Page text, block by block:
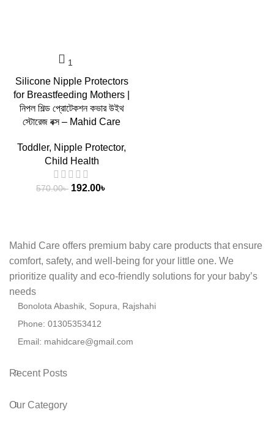
Silicone Nipple Protectors
for Breastfeeding Mothers |
নিপল শিল্ড প্রোটেকশন কভার উইথ
স্টোরেজ বক্স – Mahid Care
Toddler, Nipple Protector,
Child Health
570.00৳ 192.00৳
Mahid Care offers premium baby care products that ensure
comfort, safety, and well-being for your little one. We
prioritize quality and eco-friendly solutions for your baby’s
needs
Bonolota Abashik, Sopura, Rajshahi
Phone: 01305353412
Email: mahidcare@gmail.com
Recent Posts
Our Category